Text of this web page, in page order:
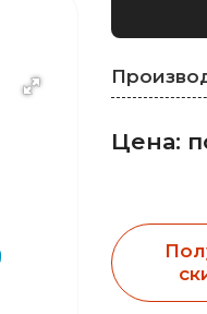
Цена: